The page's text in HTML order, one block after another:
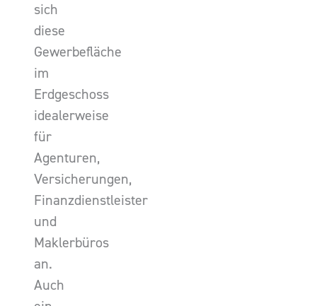
sich
diese
Gewerbefläche
im
Erdgeschoss
idealerweise
für
Agenturen,
Versicherungen,
Finanzdienstleister
und
Maklerbüros
an.
Auch